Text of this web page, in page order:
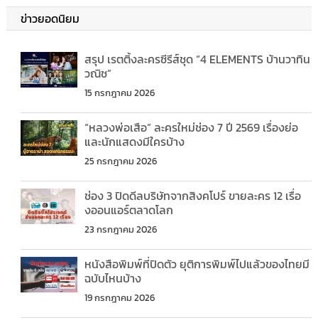
ข่าวยอดนิยม
สรุป เรตติ้งละครซีรีส์ชุด “4 ELEMENTS บ้านวาทิน
วณิช”
15 กรกฎาคม 2026
“หลวงพ่อเสือ” ละครใหม่ช่อง 7 ปี 2569 เรื่องย่อ
และนักแสดงมีใครบ้าง
25 กรกฎาคม 2026
ช่อง 3 ปิดดีลบริษัทจากสิงคโปร์ ขายละคร 12 เรื่อ
งออนแอร์ตลาดโลก
23 กรกฎาคม 2026
หนังสือพิมพ์ที่ปิดตัว ยุติการพิมพ์ไปแล้วของไทยมี
ฉบับไหนบ้าง
19 กรกฎาคม 2026